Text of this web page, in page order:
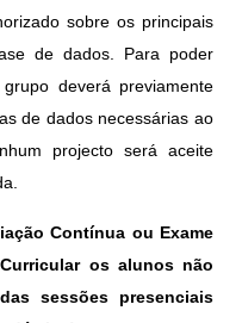
sobre os principais
de dados. Para poder
deverá previamente
de dados necessárias ao
projecto será aceite
Contínua ou Exame
os alunos não
sessões presenciais